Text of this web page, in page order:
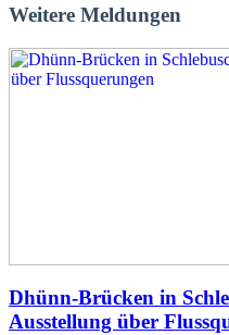
Weitere Meldungen
Dhünn-Brücken in
Ausstellung über